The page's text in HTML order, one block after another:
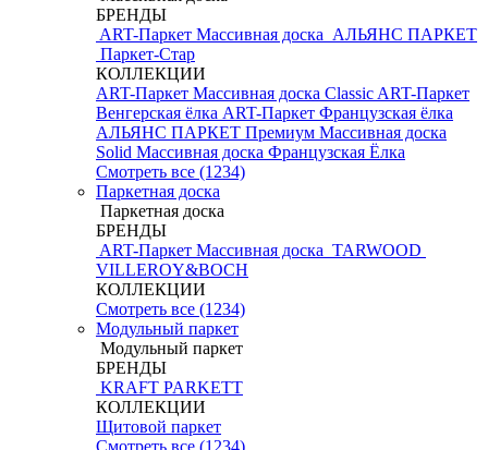
БРЕНДЫ
ART-Паркет Массивная доска АЛЬЯНС ПАРКЕТ
Паркет-Стар
КОЛЛЕКЦИИ
ART-Паркет Массивная доска Classic ART-Паркет
Венгерская ёлка ART-Паркет Французская ёлка
АЛЬЯНС ПАРКЕТ Премиум Массивная доска
Solid Массивная доска Французская Ёлка
Смотреть все (1234)
Паркетная доска
Паркетная доска
БРЕНДЫ
ART-Паркет Массивная доска TARWOOD
VILLEROY&BOCH
КОЛЛЕКЦИИ
Смотреть все (1234)
Модульный паркет
Модульный паркет
БРЕНДЫ
KRAFT PARKETT
КОЛЛЕКЦИИ
Щитовой паркет
Смотреть все (1234)